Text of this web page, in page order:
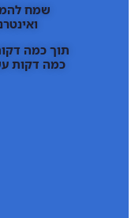
שמח
תוך כמה דקות
כמה דקות